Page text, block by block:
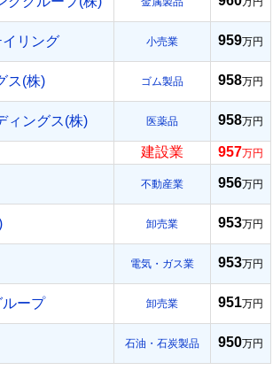
リング 小売業 959万円
ス(株) ゴム製品 958万円
ィングス(株) 医薬品 958万円
建設業 957万円
不動産業 956万円
卸売業 953万円
電気・ガス業 953万円
ープ 卸売業 951万円
石油・石炭製品 950万円